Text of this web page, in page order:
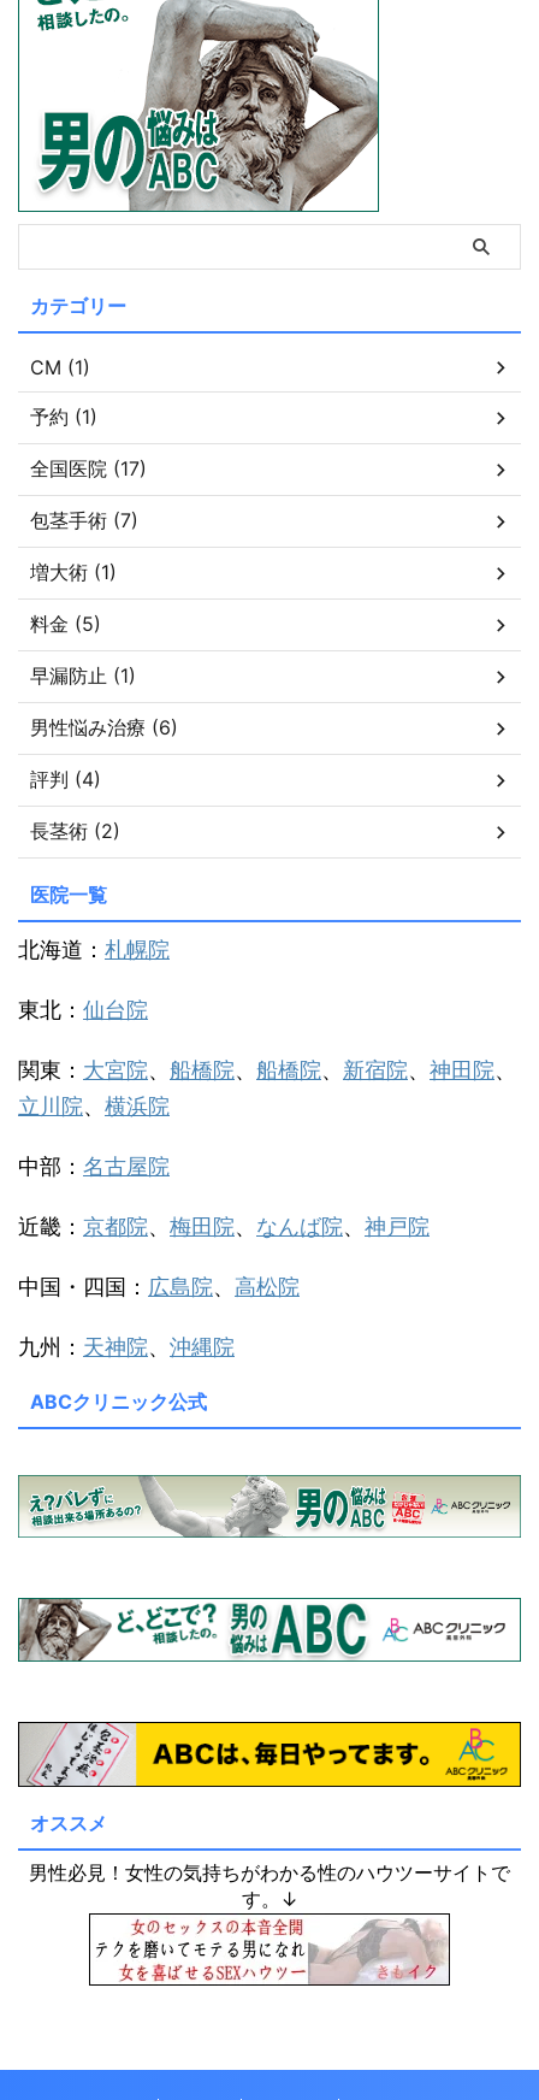
カテゴリー
CM (1)
予約 (1)
全国医院 (17)
包茎手術 (7)
増大術 (1)
料金 (5)
早漏防止 (1)
男性悩み治療 (6)
評判 (4)
長茎術 (2)
医院一覧
北海道： 札幌院
東北： 仙台院
関東： 大宮院、 船橋院、 船橋院、 新宿院、 神田院、
立川院、 横浜院
中部： 名古屋院
近畿： 京都院、 梅田院、 なんば院、 神戸院
中国・四国： 広島院、 高松院
九州： 天神院、 沖縄院
ABCクリニック公式
オススメ
男性必見！女性の気持ちがわかる性のハウツーサイトで
す。↓